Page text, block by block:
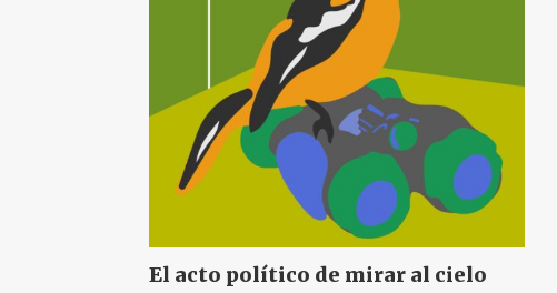
El acto político de mirar al cielo